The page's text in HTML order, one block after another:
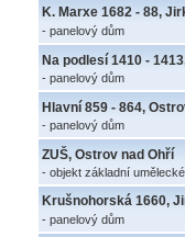
K. Marxe 1682 - 88,
- panelový dům
Na podlesí 1410 -
- panelový dům
Hlavní 859 - 864,
- panelový dům
ZUŠ, Ostrov nad Ohří
- objekt základní
Krušnohorská 1660,
- panelový dům